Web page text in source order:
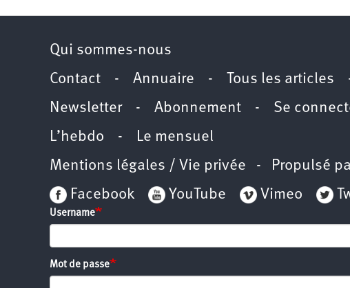
Qui sommes-nous
Contact - Annuaire - Tous les articles
Newsletter- Abonnement - Se
L’hebdo - Le mensuel
Mentions légales / Vie privée - Propulsé
Facebook
YouTube Vimeo
Username
Mot de passe